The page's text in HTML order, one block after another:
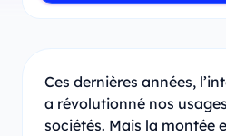
Ces dernières années,
a révolutionné nos
sociétés. Mais la montée